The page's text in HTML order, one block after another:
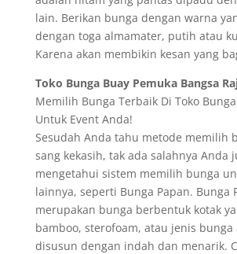
lain. Berikan bunga dengan warna
dengan toga almamater, putih atau
Karena akan membikin kesan yang
Toko Bunga Buay Pemuka Bangsa
Memilih Bunga Terbaik Di Toko
Untuk Event Anda!
Sesudah Anda tahu metode memilih
sang kekasih, tak ada salahnya Anda
mengetahui sistem memilih bunga
lainnya, seperti Bunga Papan. Bunga
merupakan bunga berbentuk kotak
bamboo, sterofoam, atau jenis bunga
disusun dengan indah dan menarik.